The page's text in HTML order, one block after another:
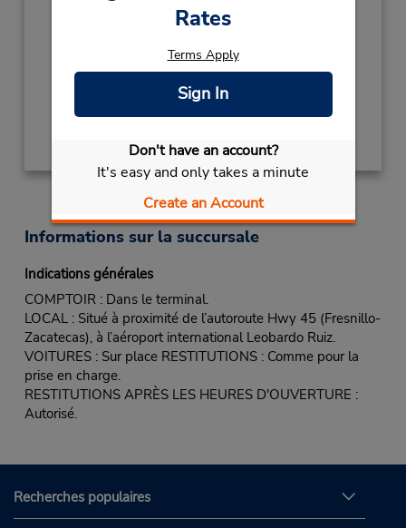
Rates
Terms Apply
Sign In
Don't have an account?
It's easy and only takes a minute
Create an Account
Succursale avec boîte de dépôt des clés
Si vous arrivez, le comptoir de location se
trouve dans le terminal à une courte distance
de marche du stationnement.
Obtenir un itinéraire
Informations sur la succursale
Indications générales
COMPTOIR : Dans le terminal.
LOCAL : Situé à proximité de l’autoroute Hwy 45 (Fresnillo-
Zacatecas), à l’aéroport international Leobardo Ruiz.
VOITURES : Sur place RESTITUTIONS : Comme pour la
prise en charge.
RESTITUTIONS APRÈS LES HEURES D'OUVERTURE :
Autorisé.
Recherches populaires